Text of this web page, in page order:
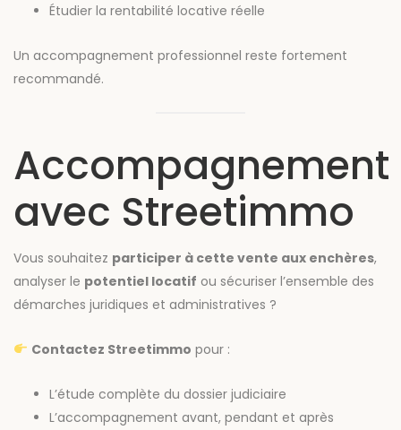
Étudier la rentabilité locative réelle
Un accompagnement professionnel reste fortement
recommandé.
Accompagnement
avec Streetimmo
Vous souhaitez participer à cette vente aux enchères,
analyser le potentiel locatif ou sécuriser l’ensemble des
démarches juridiques et administratives ?
Contactez Streetimmo pour :
L’étude complète du dossier judiciaire
L’accompagnement avant, pendant et après